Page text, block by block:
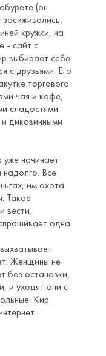
(он
кружки, на
- сайт с
выбирает себе
с друзьями. Его
торгового
чая и кофе,
сладостями.
диковинными
начинает
надолго. Все
им охота
Такое
вести.
одна
Женщины не
без остановки,
и уходят они с
Кир